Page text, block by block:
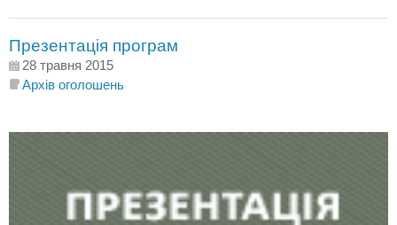
Презентація програм
28 травня 2015
Архів оголошень